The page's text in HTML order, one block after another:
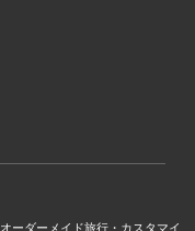
ーダーメイド旅行・カスタマイ